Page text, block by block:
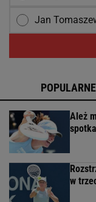
Jan
POPULARNE
Ależ
w